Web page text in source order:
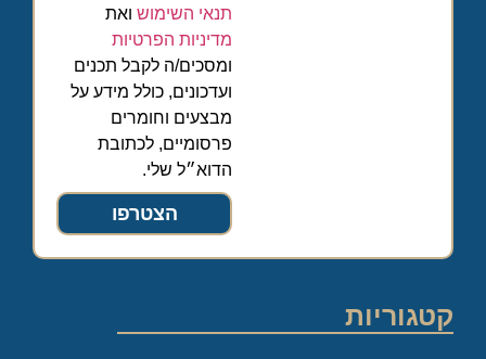
תנאי השימוש ואת
מדיניות הפרטיות
ומסכים/ה לקבל תכנים
ועדכונים, כולל מידע על
מבצעים וחומרים
פרסומיים, לכתובת
הדוא״ל שלי.
הצטרפו
קטגוריות